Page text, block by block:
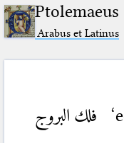
Ptolemaeus
Arabus et Latinus
فلك البروج